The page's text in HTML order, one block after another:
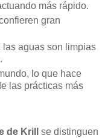
más rápido.
gran
las aguas son limpias
lo que hace
las prácticas más
de Krill
se distinguen